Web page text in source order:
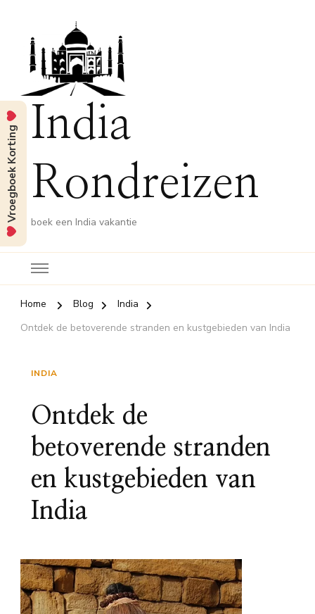
India
Rondreizen
boek een India vakantie
Home Blog
India
Ontdek de betoverende stranden en kustgebieden van India
INDIA
Ontdek de
betoverende stranden
en kustgebieden van
India
Vroegboek Korting